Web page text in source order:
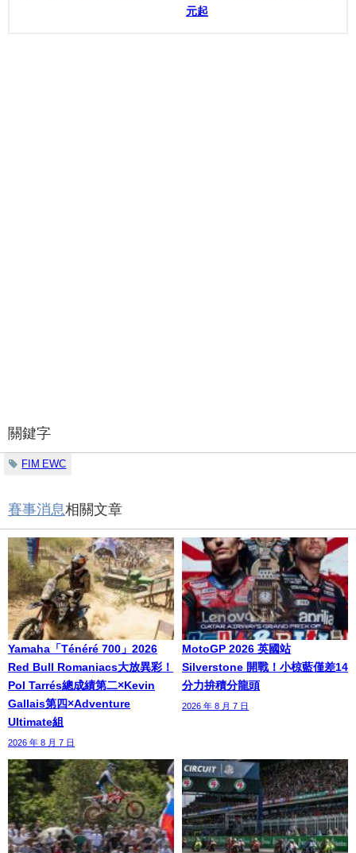
元起
關鍵字
FIM EWC
賽事消息相關文章
Yamaha「Ténéré 700」2026
Red Bull Romaniacs大放異彩！
Pol Tarrés總成績第二×Kevin
Gallais第四×Adventure
Ultimate組
2026 年 8 月 7 日
MotoGP 2026 英國站
Silverstone 開戰！小椋藍僅差14
分力拚積分龍頭
2026 年 8 月 7 日